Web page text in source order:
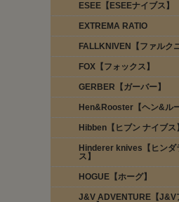
ESEE【ESEEナイブス】
EXTREMA RATIO
FALLKNIVEN【ファルク
FOX【フォックス】
GERBER【ガーバー】
Hen&Rooster【ヘン&ル
Hibben【ヒブン ナイブス】
Hinderer knives【ヒンダ
ス】
HOGUE【ホーグ】
J&V ADVENTURE【J&V